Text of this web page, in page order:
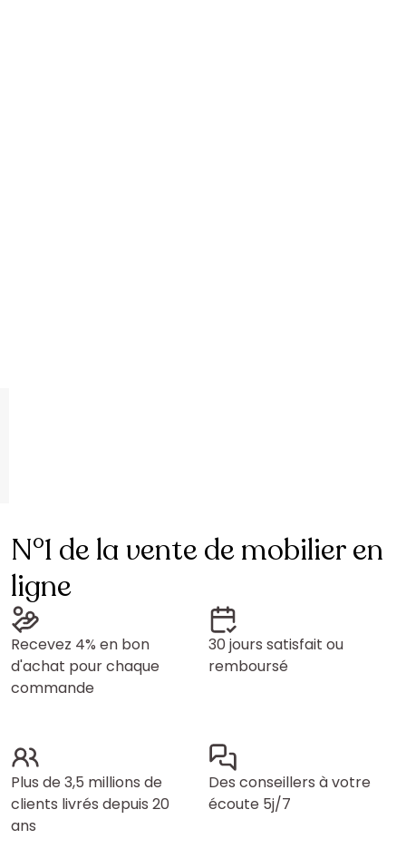
N°1 de la vente de mobilier en
ligne
Recevez 4% en bon
d'achat pour chaque
commande
30 jours satisfait ou
remboursé
Plus de 3,5 millions de
clients livrés depuis 20
ans
Des conseillers à votre
écoute 5j/7